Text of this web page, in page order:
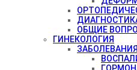
ОБЩИЕ
ГИНЕКОЛОГИЯ
ЗАБОЛЕВАНИЯ